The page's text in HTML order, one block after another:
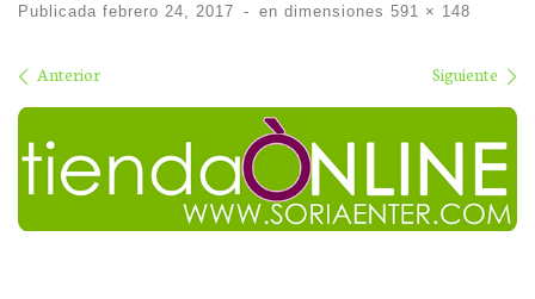
Publicada febrero 24, 2017 - en dimensiones 591 × 148
Navegación de imágenes
Anterior Siguiente